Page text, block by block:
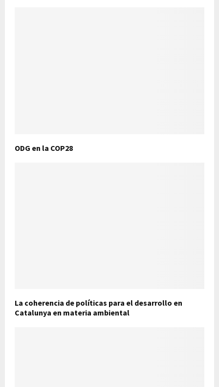
ODG en la COP28
La coherencia de políticas para el desarrollo en
Catalunya en materia ambiental